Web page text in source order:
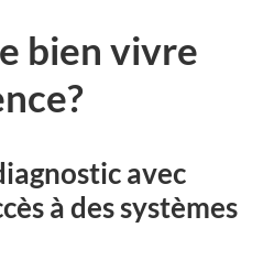
bien vivre
avec
à des systèmes